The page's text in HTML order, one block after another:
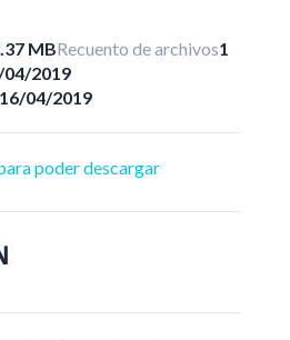
MBRecuento de archivos1
04/2019
16/04/2019
poder descargar